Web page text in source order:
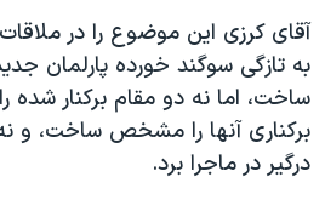
ویدیوها
فرهنگ و زندگی
حقوق شهروندی
اقتصادی
بایگانی برنامه‌های تلویزیونی
مستندها
انتخابات ریاست جمهوری آمریکا ۲۰۲۴
حمله جمهوری اسلامی به اسرائیل
دنبال کنید
آقای کرزی اين موضوع را در
به تازگی سوگند خورده پارلمان
ساخت، اما نه دو مقام برکنار شده
برکناری آنها را مشخص ساخت، و
درگير در ماجرا برد.